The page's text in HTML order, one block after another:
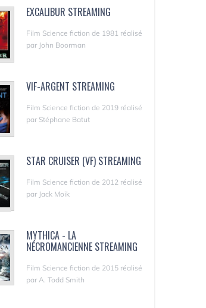
EXCALIBUR STREAMING
Film Science fiction de 1981 réalisé
par John Boorman
VIF-ARGENT STREAMING
Film Science fiction de 2019 réalisé
par Stéphane Batut
STAR CRUISER (VF) STREAMING
Film Science fiction de 2012 réalisé
par Jack Moik
MYTHICA - LA
NÉCROMANCIENNE STREAMING
Film Science fiction de 2015 réalisé
par A. Todd Smith